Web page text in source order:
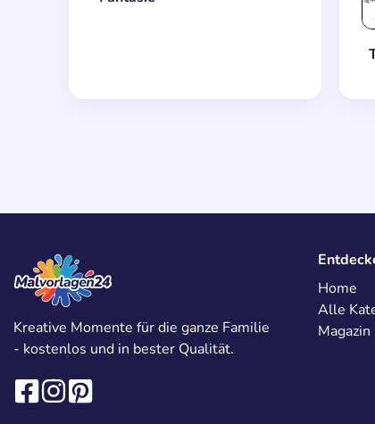
Kreative Momente für die ganze Familie
- kostenlos und in bester Qualität.
Home
Alle
Magazin